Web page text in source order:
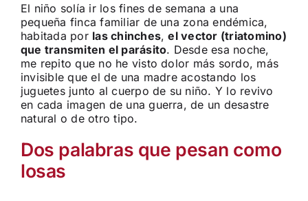
El niño solía ir los fines de semana a una
pequeña finca familiar de una zona endémica,
habitada por las chinches,el vector (triatomino)
que transmiten el parásito. Desde esa noche,
me repito que no he visto dolor más sordo, más
invisible que el de una madre acostando los
juguetes junto al cuerpo de su niño. Y lo revivo
en cada imagen de una guerra, de un desastre
natural o de otro tipo.
Dos palabras que pesan como
losas